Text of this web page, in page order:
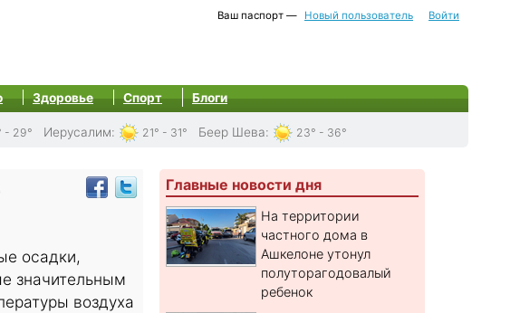
Ваш паспорт — Новый пользователь Войти
Здоровье Спорт Блоги
- 29° Иерусалим: 21° - 31° Беер Шева: 23° - 36°
осадки,
значительным
воздуха
Главные новости дня
На территории
частного дома в
Ашкелоне утонул
полуторагодовалый
ребенок